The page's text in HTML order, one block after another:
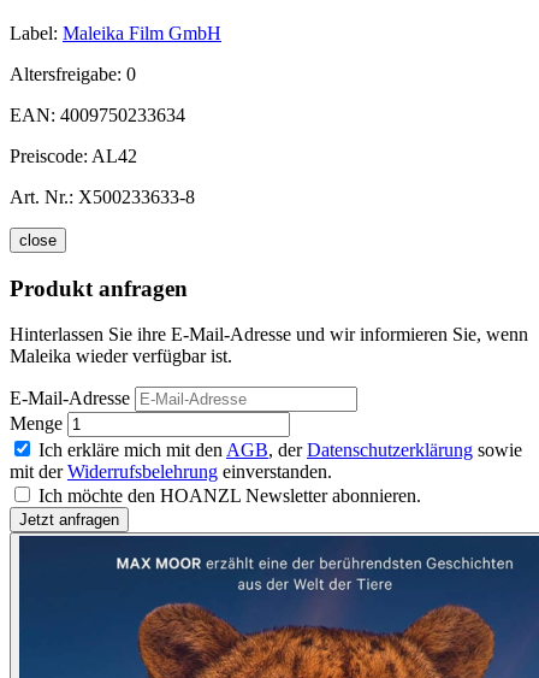
Label: Maleika Film GmbH
Altersfreigabe: 0
EAN: 4009750233634
Preiscode: AL42
Art. Nr.: X500233633-8
close
Produkt anfragen
Hinterlassen Sie ihre E-Mail-Adresse und wir informieren Sie, wenn
Maleika wieder verfügbar ist.
E-Mail-Adresse
Menge
Ich erkläre mich mit den AGB, derDatenschutzerklärung sowie
mit derWiderrufsbelehrung einverstanden.
Ich möchte den HOANZL Newsletter abonnieren.